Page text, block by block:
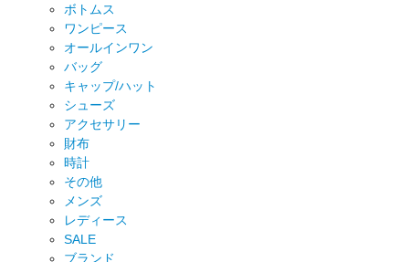
ボトムス
ワンピース
オールインワン
バッグ
キャップ/ハット
シューズ
アクセサリー
財布
時計
その他
メンズ
レディース
SALE
ブランド